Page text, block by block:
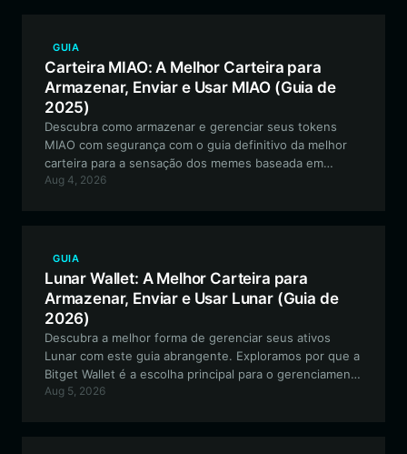
GUIA
Carteira MIAO: A Melhor Carteira para
Armazenar, Enviar e Usar MIAO (Guia de
2025)
Descubra como armazenar e gerenciar seus tokens
MIAO com segurança com o guia definitivo da melhor
carteira para a sensação dos memes baseada em
Solana. Saiba por que a Bitget Wallet é a escolha
Aug 4, 2026
GUIA
Lunar Wallet: A Melhor Carteira para
Armazenar, Enviar e Usar Lunar (Guia de
2026)
Descubra a melhor forma de gerenciar seus ativos
Lunar com este guia abrangente. Exploramos por que a
Bitget Wallet é a escolha principal para o gerenciamento
seguro, multi-chain e fácil de usar de tokens Lunar e
Aug 5, 2026